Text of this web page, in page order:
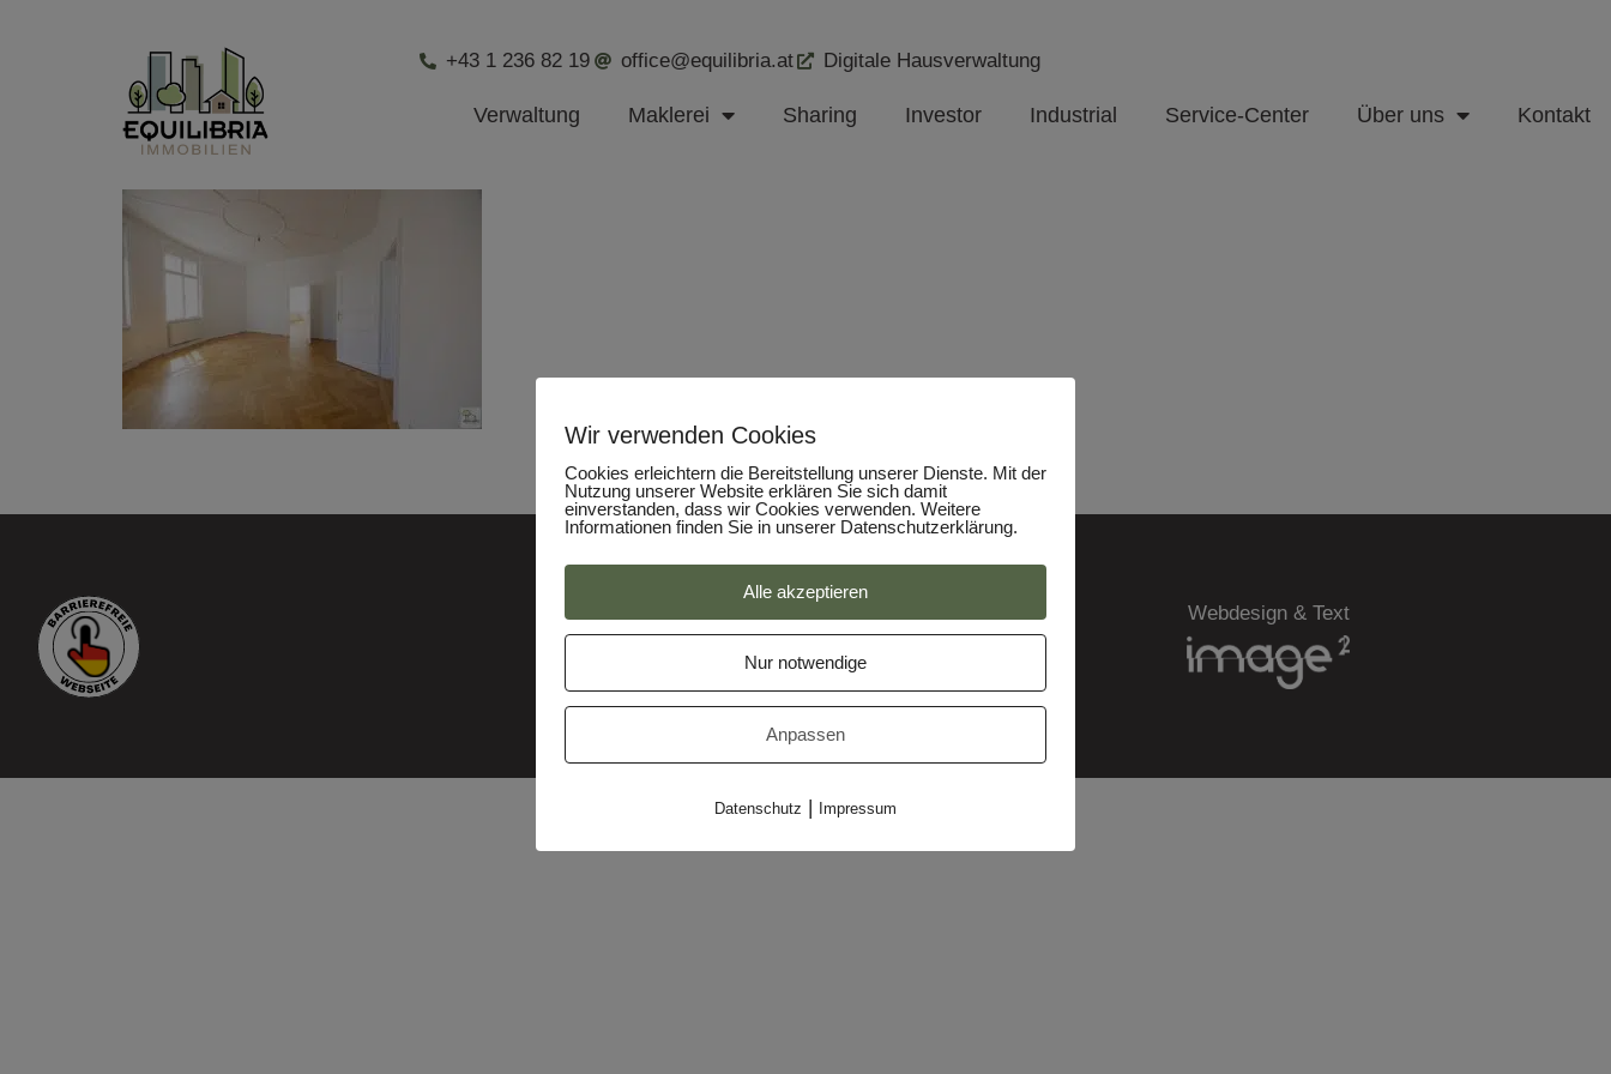
+43 1 236 82 19 office@equilibria.at Digitale Hausverwaltung
Verwaltung Maklerei Sharing Investor Industrial Service-Center Über uns Kontakt
Datenschutz Webdesign & Text
Wir verwenden Cookies
Cookies erleichtern die Bereitstellung unserer Dienste. Mit der
Nutzung unserer Website erklären Sie sich damit
einverstanden, dass wir Cookies verwenden. Weitere
Informationen finden Sie in unserer Datenschutzerklärung.
Alle akzeptieren
Nur notwendige
Anpassen
Datenschutz | Impressum